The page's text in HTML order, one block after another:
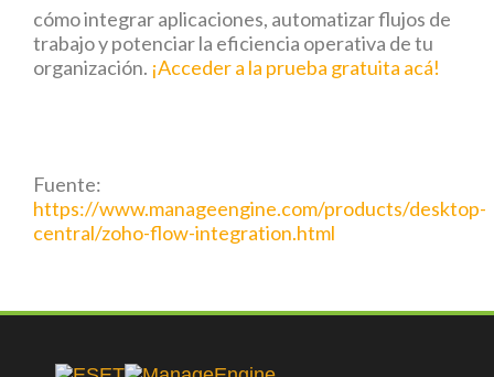
cómo integrar aplicaciones, automatizar flujos de
trabajo y potenciar la eficiencia operativa de tu
organización. ¡Acceder a la prueba gratuita acá!
Fuente:
https://www.manageengine.com/products/desktop-
central/zoho-flow-integration.html